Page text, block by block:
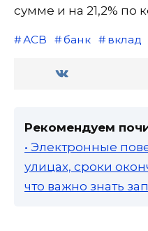
сумме и на 21,2% по
АСВ банк вклад
Рекомендуем
• Электронные
улицах, сроки
что важно знать